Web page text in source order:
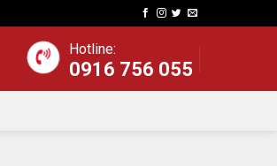
Hotline:
0916 756 055